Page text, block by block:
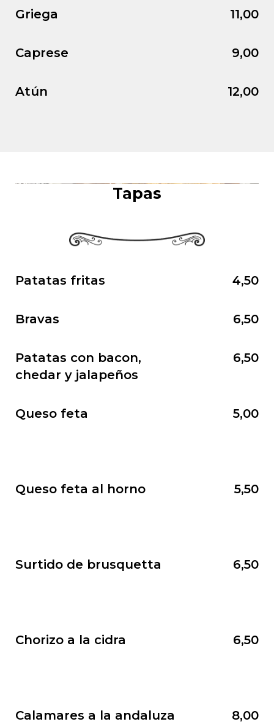
Griega 11,00
Caprese 9,00
Atún 12,00
Tapas
Patatas fritas 4,50
Bravas 6,50
Patatas con bacon,
chedar y jalapeños
6,50
Queso feta 5,00
Queso feta al horno 5,50
Surtido de brusquetta 6,50
Chorizo a la cidra 6,50
Calamares a la andaluza 8,00